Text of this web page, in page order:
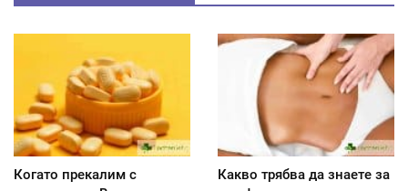
Когато прекалим с
Какво трябва да знаете за